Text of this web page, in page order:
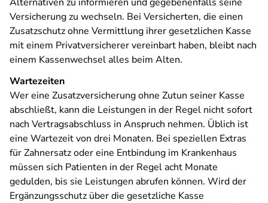
Versicherung zu wechseln. Bei Versicherten, die einen
Zusatzschutz ohne Vermittlung ihrer gesetzlichen Kasse
mit einem Privatversicherer vereinbart haben, bleibt nach
einem Kassenwechsel alles beim Alten.
Wartezeiten
Wer eine Zusatzversicherung ohne Zutun seiner Kasse
abschließt, kann die Leistungen in der Regel nicht sofort
nach Vertragsabschluss in Anspruch nehmen. Üblich ist
eine Wartezeit von drei Monaten. Bei speziellen Extras
für Zahnersatz oder eine Entbindung im Krankenhaus
müssen sich Patienten in der Regel acht Monate
gedulden, bis sie Leistungen abrufen können. Wird der
Ergänzungsschutz über die gesetzliche Kasse